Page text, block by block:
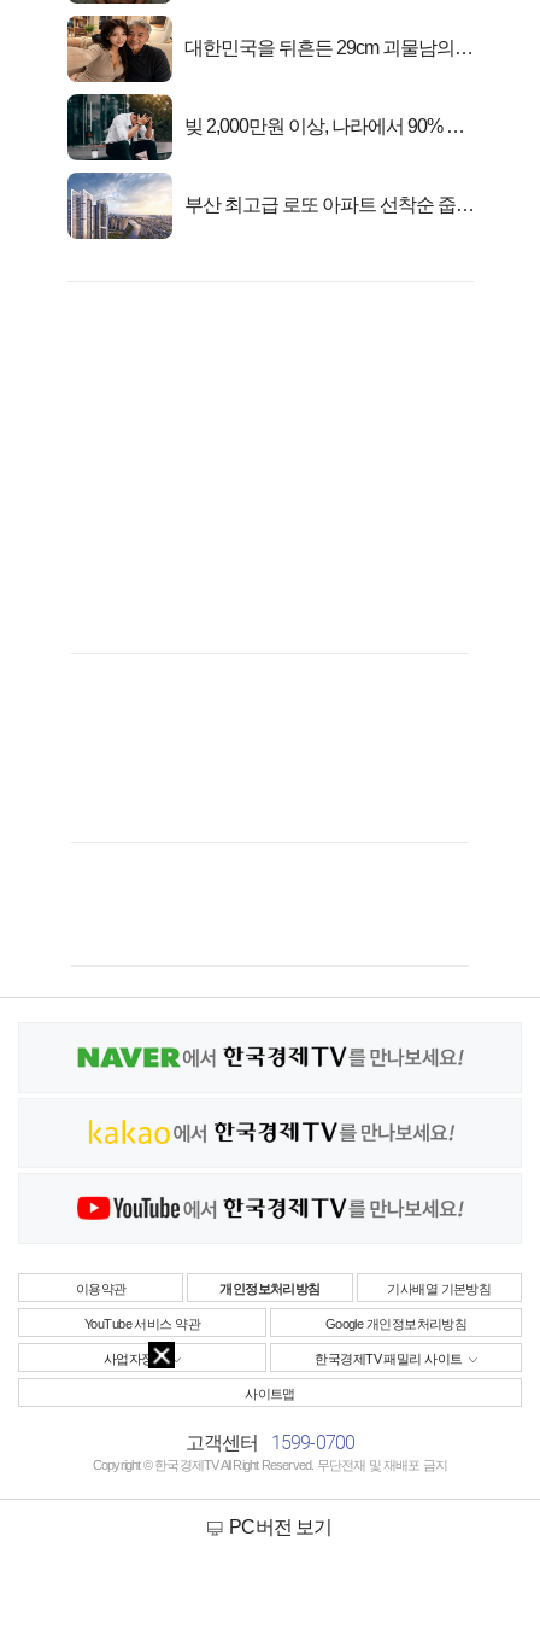
대한민국을 뒤흔든 29cm 괴물남의
빚 2,000만원 이상, 나라에서 90% 갚
부산 최고급 로또 아파트 선착순 줍줍
이용약관 개인정보처리방침 기사배열 기본방침
YouTube 서비스 약관 Google 개인정보처리방침
사업자정보 한국경제TV 패밀리 사이트
사이트맵
고객센터 1599-0700
Copyright © 한국경제TV All Right Reserved. 무단전재 및 재배포 금지
PC버전 보기